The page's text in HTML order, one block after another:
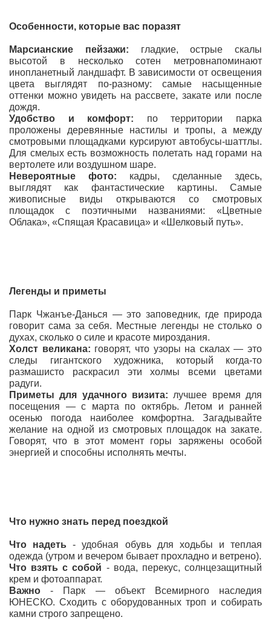
Особенности, которые вас поразят
Марсианские пейзажи: гладкие, острые скалы
высотой в несколько сотен метровнапоминают
инопланетный ландшафт. В зависимости от освещения
цвета выглядят по-разному: самые насыщенные
оттенки можно увидеть на рассвете, закате или после
дождя.
Удобство и комфорт: по территории парка
проложены деревянные настилы и тропы, а между
смотровыми площадками курсируют автобусы-шаттлы.
Для смелых есть возможность полетать над горами на
вертолете или воздушном шаре.
Невероятные фото: кадры, сделанные здесь,
выглядят как фантастические картины. Самые
живописные виды открываются со смотровых
площадок с поэтичными названиями: «Цветные
Облака», «Спящая Красавица» и «Шелковый путь».
Легенды и приметы
Парк Чжанъе-Данься — это заповедник, где природа
говорит сама за себя. Местные легенды не столько о
духах, сколько о силе и красоте мироздания.
Холст великана: говорят, что узоры на скалах — это
следы гигантского художника, который когда-то
размашисто раскрасил эти холмы всеми цветами
радуги.
Приметы для удачного визита: лучшее время для
посещения — с марта по октябрь. Летом и ранней
осенью погода наиболее комфортна. Загадывайте
желание на одной из смотровых площадок на закате.
Говорят, что в этот момент горы заряжены особой
энергией и способны исполнять мечты.
Что нужно знать перед поездкой
Что надеть - удобная обувь для ходьбы и теплая
одежда (утром и вечером бывает прохладно и ветрено).
Что взять с собой - вода, перекус, солнцезащитный
крем и фотоаппарат.
Важно- Парк — объект Всемирного наследия
ЮНЕСКО. Сходить с оборудованных троп и собирать
камни строго запрещено.